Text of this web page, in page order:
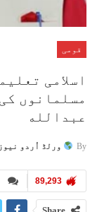
قومی
اسلامی
مسلمانوں
عبدالله
By ورلڈ اُردو نیوز
89,293